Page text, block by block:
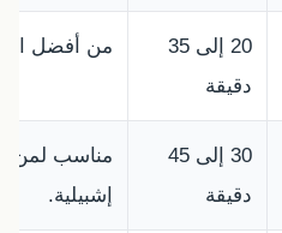
20 إلى 35
دقيقة
من أفضل
30 إلى 45
دقيقة
مناسب لمن
إشبيلية.